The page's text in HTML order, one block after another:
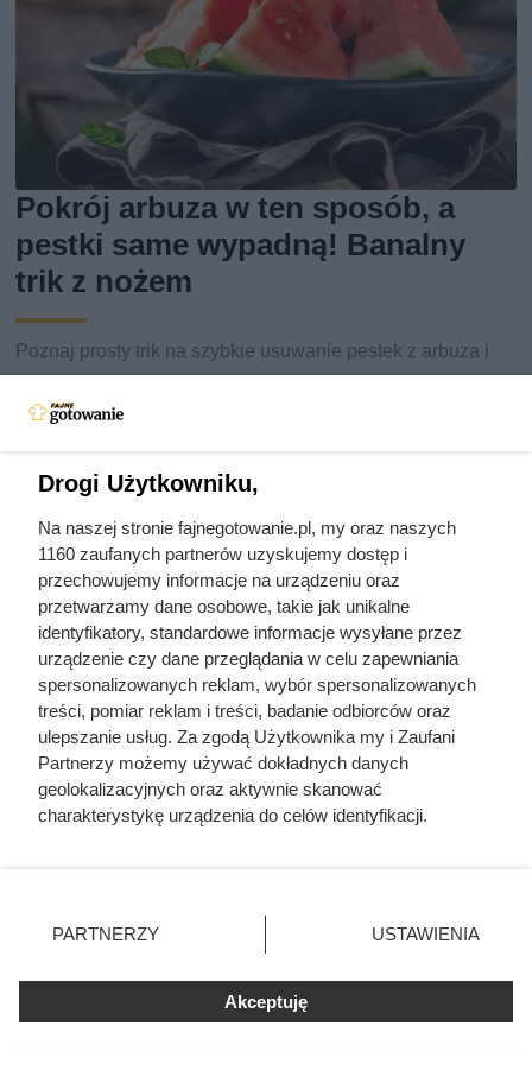
Pokrój arbuza w ten sposób, a
pestki same wypadną! Banalny
trik z nożem
Poznaj prosty trik na szybkie usuwanie pestek z arbuza i
jedz go wygodnie bez wydłubywania nasion.
Bierz po dziesięć sztuk!
Biedronka odpala szaloną akcję z
Klienci biora po 4 sztuki - wszystkie rodzaje topowej marki
Drogi Użytkowniku,
Na naszej stronie fajnegotowanie.pl, my oraz naszych
1160 zaufanych partnerów uzyskujemy dostęp i
przechowujemy informacje na urządzeniu oraz
przetwarzamy dane osobowe, takie jak unikalne
identyfikatory, standardowe informacje wysyłane przez
urządzenie czy dane przeglądania w celu zapewniania
spersonalizowanych reklam, wybór spersonalizowanych
treści, pomiar reklam i treści, badanie odbiorców oraz
ulepszanie usług. Za zgodą Użytkownika my i Zaufani
Partnerzy możemy używać dokładnych danych
geolokalizacyjnych oraz aktywnie skanować
charakterystykę urządzenia do celów identyfikacji.
zmienić/wycofać klikając przycisk ustawień prywatności
znajdujący się w lewym dolnym rogu strony
rodzaje przetwarzania danych nie wymagają zgody
użytkownika, ale masz prawo sprzeciwić się takiemu
przetwarzaniu. Preferencje będą miały zastosowania tylko
PARTNERZY USTAWIENIA
Akceptuję